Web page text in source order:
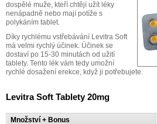
dospělé muže, kteří chtějí užít léky
nenápadně nebo mají potíže s
polykáním tablet.
Díky rychlému vstřebávání Levitra Soft
má velmi rychlý účinek. Účinek se
dostaví po 15-30 minutách od užití
tablety. Tento lék vám tedy umožní
rychlé dosažení erekce, když ji potřebujete.
Levitra Soft Tablety 20mg
Množství + Bonus